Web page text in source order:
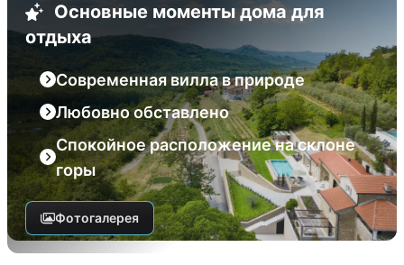
Основные моменты дома для
отдыха
Современная вилла в природе
Любовно обставлено
Спокойное расположение на склоне
горы
Фотогалерея